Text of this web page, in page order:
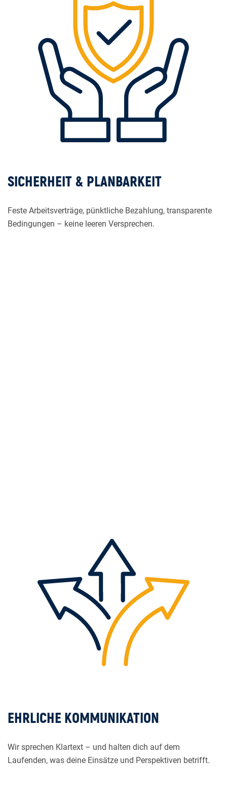
SICHERHEIT & PLANBARKEIT
Feste Arbeitsverträge, pünktliche Bezahlung, transparente
Bedingungen – keine leeren Versprechen.
EHRLICHE KOMMUNIKATION
Wir sprechen Klartext – und halten dich auf dem
Laufenden, was deine Einsätze und Perspektiven betrifft.